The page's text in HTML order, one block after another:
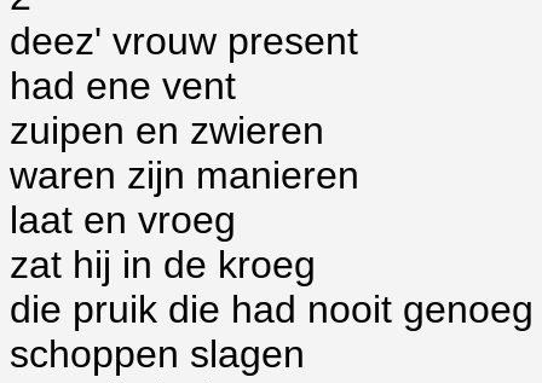
deez' vrouw present
had ene vent
zuipen en zwieren
waren zijn manieren
laat en vroeg
zat hij in de kroeg
die pruik die had nooit genoeg
schoppen slagen